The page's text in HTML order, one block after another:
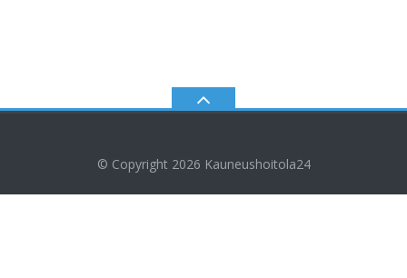
© Copyright 2026 Kauneushoitola24